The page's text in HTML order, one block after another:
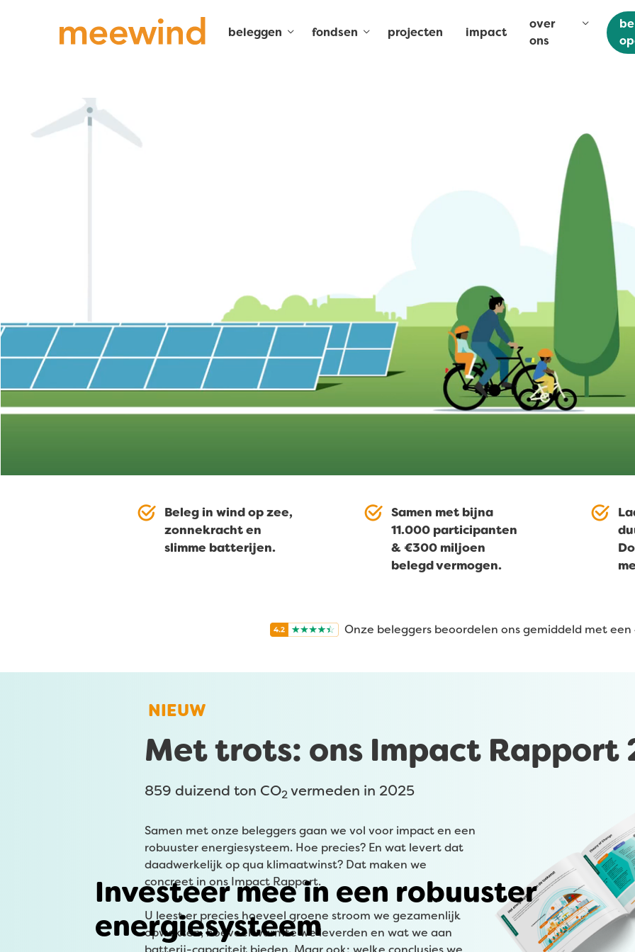
beleggen fondsen projecten impact
over
ons
Investeer mee in een robuuster
energiesysteem
Beleg in wind op zee,
zonnekracht en
slimme batterijen.
Samen met bijna
11.000 participanten
& €300 miljoen
belegd vermogen.
Onze beleggers beoordelen ons gemiddeld met een
NIEUW
Met trots: ons Impact Rapport
859 duizend ton CO2 vermeden in 2025
Samen met onze beleggers gaan we vol voor impact en een
robuuster energiesysteem. Hoe precies? En wat levert dat
daadwerkelijk op qua klimaatwinst? Dat maken we
concreet in ons Impact Rapport.
U leest er precies hoeveel groene stroom we gezamenlijk
opwekten, hoeveel warmte we leverden en wat we aan